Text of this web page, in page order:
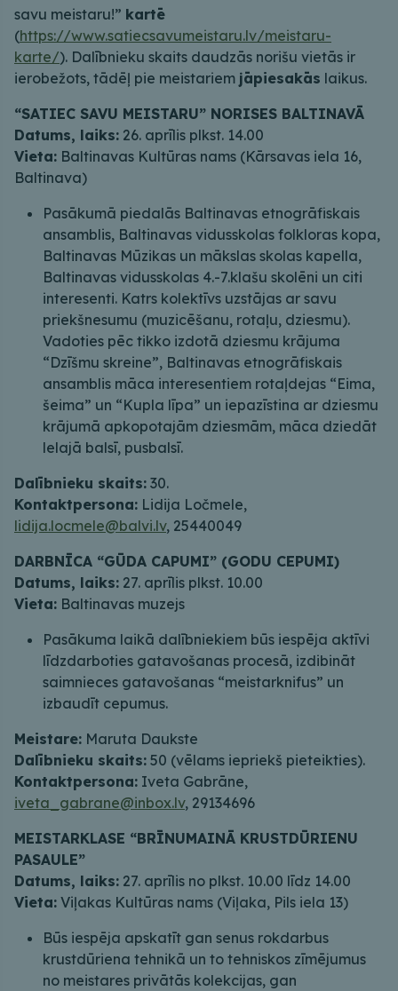
savu meistaru!” kartē
(https://www.satiecsavumeistaru.lv/meistaru-
karte/). Dalībnieku skaits daudzās norišu vietās ir
ierobežots, tādēļ pie meistariem jāpiesakās laikus.
“SATIEC SAVU MEISTARU” NORISES BALTINAVĀ
Datums, laiks: 26. aprīlis plkst. 14.00
Vieta: Baltinavas Kultūras nams (Kārsavas iela 16,
Baltinava)
Pasākumā piedalās Baltinavas etnogrāfiskais
ansamblis, Baltinavas vidusskolas folkloras kopa,
Baltinavas Mūzikas un mākslas skolas kapella,
Baltinavas vidusskolas 4.-7.klašu skolēni un citi
interesenti. Katrs kolektīvs uzstājas ar savu
priekšnesumu (muzicēšanu, rotaļu, dziesmu).
Vadoties pēc tikko izdotā dziesmu krājuma
“Dzīšmu skreine”, Baltinavas etnogrāfiskais
ansamblis māca interesentiem rotaļdejas “Eima,
šeima” un “Kupla līpa” un iepazīstina ar dziesmu
krājumā apkopotajām dziesmām, māca dziedāt
lelajā balsī, pusbalsī.
Dalībnieku skaits: 30.
Kontaktpersona: Lidija Ločmele,
lidija.locmele@balvi.lv, 25440049
DARBNĪCA “GŪDA CAPUMI” (GODU CEPUMI)
Datums, laiks: 27. aprīlis plkst. 10.00
Vieta: Baltinavas muzejs
Pasākuma laikā dalībniekiem būs iespēja aktīvi
līdzdarboties gatavošanas procesā, izdibināt
saimnieces gatavošanas “meistarknifus” un
izbaudīt cepumus.
Meistare: Maruta Daukste
Dalībnieku skaits: 50 (vēlams iepriekš pieteikties).
Kontaktpersona: Iveta Gabrāne,
iveta_gabrane@inbox.lv, 29134696
MEISTARKLASE “BRĪNUMAINĀ KRUSTDŪRIENU
PASAULE”
Datums, laiks: 27. aprīlis no plkst. 10.00 līdz 14.00
Vieta: Viļakas Kultūras nams (Viļaka, Pils iela 13)
Būs iespēja apskatīt gan senus rokdarbus
krustdūriena tehnikā un to tehniskos zīmējumus
no meistares privātās kolekcijas, gan